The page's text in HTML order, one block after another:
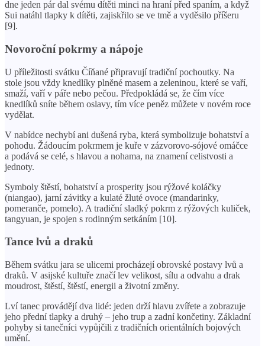
dne jeden pár dal svému dítěti minci na hraní před spaním, a když
Sui natáhl tlapky k dítěti, zajiskřilo se ve tmě a vyděsilo příšeru
[9].
Novoroční pokrmy a nápoje
U příležitosti svátku Číňané připravují tradiční pochoutky. Na
stole jsou vždy knedlíky plněné masem a zeleninou, které se vaří,
smaží, vaří v páře nebo pečou. Předpokládá se, že čím více
knedlíků sníte během oslavy, tím více peněz můžete v novém roce
vydělat.
V nabídce nechybí ani dušená ryba, která symbolizuje bohatství a
pohodu. Žádoucím pokrmem je kuře v zázvorovo-sójové omáčce
a podává se celé, s hlavou a nohama, na znamení celistvosti a
jednoty.
Symboly štěstí, bohatství a prosperity jsou rýžové koláčky
(niangao), jarní závitky a kulaté žluté ovoce (mandarinky,
pomeranče, pomelo). A tradiční sladký pokrm z rýžových kuliček,
tangyuan, je spojen s rodinným setkáním [10].
Tance lvů a draků
Během svátku jara se ulicemi procházejí obrovské postavy lvů a
draků. V asijské kultuře značí lev velikost, sílu a odvahu a drak
moudrost, štěstí, štěstí, energii a životní změny.
Lví tanec provádějí dva lidé: jeden drží hlavu zvířete a zobrazuje
jeho přední tlapky a druhý – jeho trup a zadní končetiny. Základní
pohyby si tanečníci vypůjčili z tradičních orientálních bojových
umění.